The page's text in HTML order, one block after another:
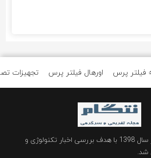
تجهیزات اورهال فیلتر پرس فیلتر پرس
وبسایت نتگام در سال 1398 با هدف بررسی اخبار تکنولوژی و
شد.